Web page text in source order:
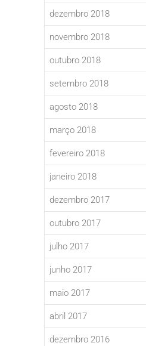
dezembro 2018
novembro 2018
outubro 2018
setembro 2018
agosto 2018
março 2018
fevereiro 2018
janeiro 2018
dezembro 2017
outubro 2017
julho 2017
junho 2017
maio 2017
abril 2017
dezembro 2016